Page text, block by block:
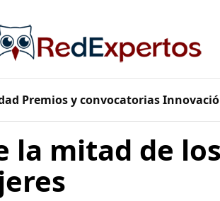
Premios y convocatorias
la mitad de